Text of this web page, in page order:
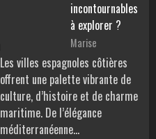
incontournables
à explorer ?
Marise
Les villes espagnoles côtières
offrent une palette vibrante de
culture, d’histoire et de charme
maritime. De l’élégance
méditerranéenne…